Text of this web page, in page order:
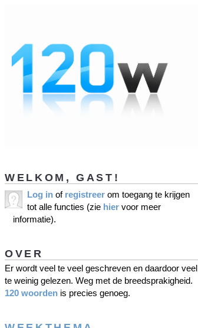
WELKOM, GAST!
Log in of registreer om toegang te krijgen
tot alle functies (zie hier voor meer
informatie).
OVER
Er wordt veel te veel geschreven en daardoor veel
te weinig gelezen. Weg met de breedsprakigheid.
120 woorden is precies genoeg.